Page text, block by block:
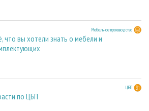
Мебельное производство
что вы хотели знать о мебели и
ЦБП
по ЦБП